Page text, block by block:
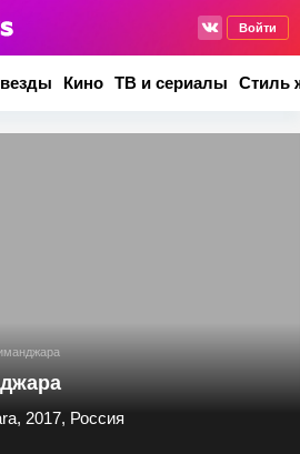
Войти
Кино ТВ и сериалы Стиль
2017, Россия